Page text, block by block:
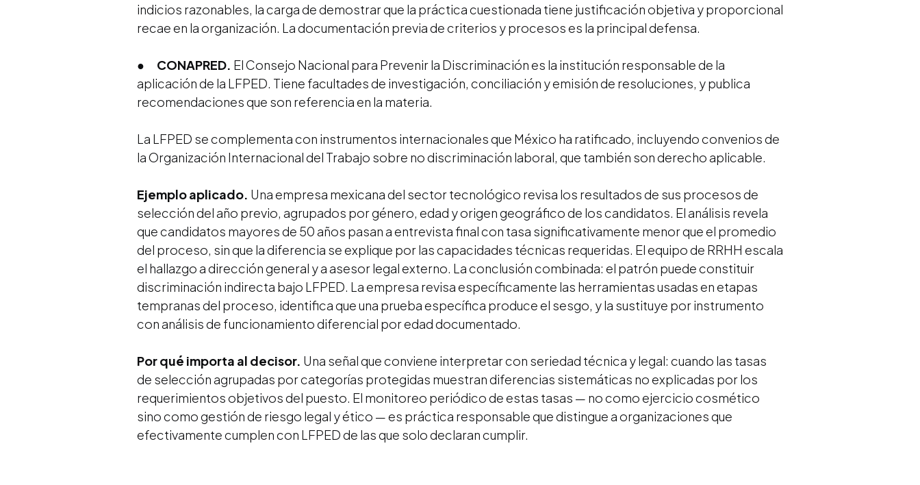
indicios razonables, la carga de demostrar que la práctica cuestionada tiene justificación objetiva y proporcional
recae en la organización. La documentación previa de criterios y procesos es la principal defensa.
● CONAPRED. El Consejo Nacional para Prevenir la Discriminación es la institución responsable de la
aplicación de la LFPED. Tiene facultades de investigación, conciliación y emisión de resoluciones, y publica
recomendaciones que son referencia en la materia.
La LFPED se complementa con instrumentos internacionales que México ha ratificado, incluyendo convenios de
la Organización Internacional del Trabajo sobre no discriminación laboral, que también son derecho aplicable.
Ejemplo aplicado. Una empresa mexicana del sector tecnológico revisa los resultados de sus procesos de
selección del año previo, agrupados por género, edad y origen geográfico de los candidatos. El análisis revela
que candidatos mayores de 50 años pasan a entrevista final con tasa significativamente menor que el promedio
del proceso, sin que la diferencia se explique por las capacidades técnicas requeridas. El equipo de RRHH escala
el hallazgo a dirección general y a asesor legal externo. La conclusión combinada: el patrón puede constituir
discriminación indirecta bajo LFPED. La empresa revisa específicamente las herramientas usadas en etapas
tempranas del proceso, identifica que una prueba específica produce el sesgo, y la sustituye por instrumento
con análisis de funcionamiento diferencial por edad documentado.
Por qué importa al decisor. Una señal que conviene interpretar con seriedad técnica y legal: cuando las tasas
de selección agrupadas por categorías protegidas muestran diferencias sistemáticas no explicadas por los
requerimientos objetivos del puesto. El monitoreo periódico de estas tasas — no como ejercicio cosmético
sino como gestión de riesgo legal y ético — es práctica responsable que distingue a organizaciones que
efectivamente cumplen con LFPED de las que solo declaran cumplir.